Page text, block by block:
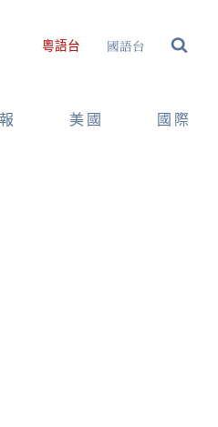
粵語台 國語台
美國 國際